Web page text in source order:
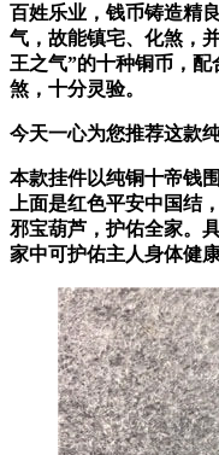
百姓乐业，钱币铸造精
气，故能镇宅、化煞，
王之气”的十种铜币，
煞，十分灵验。
今天一心为您推荐这款
本款挂件以纯铜十帝钱
上面是红色平安中国结
邪宝葫芦，护佑全家。
家中可护佑主人身体健